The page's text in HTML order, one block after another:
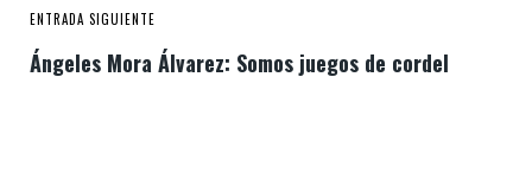
ENTRADA SIGUIENTE
Ángeles Mora Álvarez: Somos juegos de cordel